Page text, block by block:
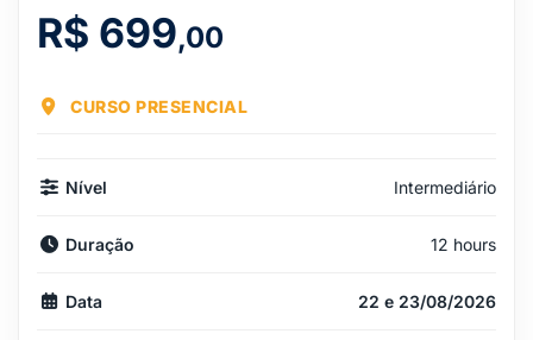
R$ 699,00
CURSO PRESENCIAL
Nível Intermediário
Duração 12 hours
Data 22 e 23/08/2026